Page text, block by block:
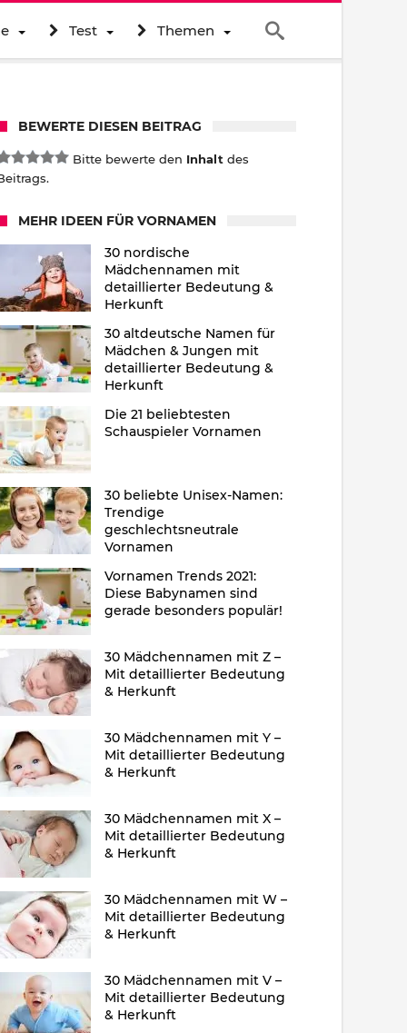
Test Themen
BEWERTE DIESEN BEITRAG
Bitte bewerte den Inhalt des
MEHR IDEEN FÜR VORNAMEN
30 nordische
Mädchennamen mit
detaillierter Bedeutung &
Herkunft
30 altdeutsche Namen für
Mädchen & Jungen mit
detaillierter Bedeutung &
Herkunft
Die 21 beliebtesten
Schauspieler Vornamen
30 beliebte Unisex-Namen:
Trendige
geschlechtsneutrale
Vornamen
Vornamen Trends 2021:
Diese Babynamen sind
gerade besonders populär!
30 Mädchennamen mit Z –
Mit detaillierter Bedeutung
& Herkunft
30 Mädchennamen mit Y –
Mit detaillierter Bedeutung
& Herkunft
30 Mädchennamen mit X –
Mit detaillierter Bedeutung
& Herkunft
30 Mädchennamen mit W –
Mit detaillierter Bedeutung
& Herkunft
30 Mädchennamen mit V –
Mit detaillierter Bedeutung
& Herkunft